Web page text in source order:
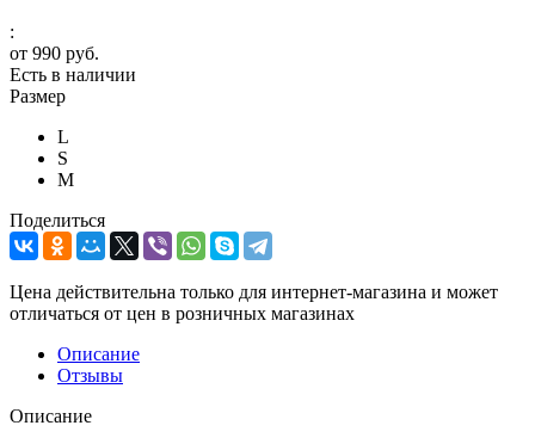
:
от 990 руб.
Есть в наличии
Размер
L
S
М
Поделиться
Цена действительна только для интернет-магазина и может
отличаться от цен в розничных магазинах
Описание
Отзывы
Описание